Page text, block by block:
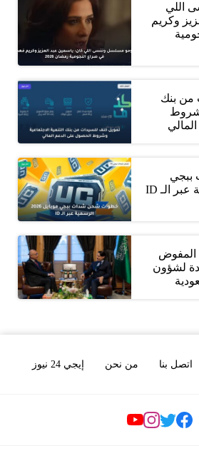
اللي
وكريم
من بنك
وشروط
المفوض
لشؤون
اتصل بنا من نحن إيجي 24 نيوز
Social Links